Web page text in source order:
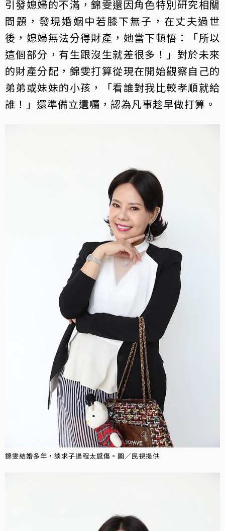
引發媳婦的不滿，錦雯還因角色特別研究相關
問題，發現婚姻中若膝下無子，在丈夫過世
後，媳婦無法分得財產，她當下頓悟：「所以
這個部分，有生跟沒生就差很多！」對於未來
的財產分配，錦雯打算從現在開始觀察自己的
弟弟或妹妹的小孩，「看誰對我比較孝順就給
誰！」還準備立遺囑，認為凡事趁早做打算。
錦雯結婚多年，談求子過程太感傷。圖／民視提供